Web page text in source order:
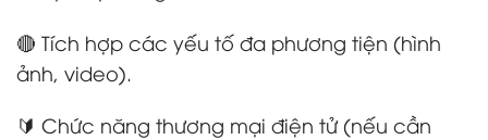
🔴 Tích hợp các yếu tố đa phương tiện (hình
ảnh, video).
🔰 Chức năng thương mại điện tử (nếu cần